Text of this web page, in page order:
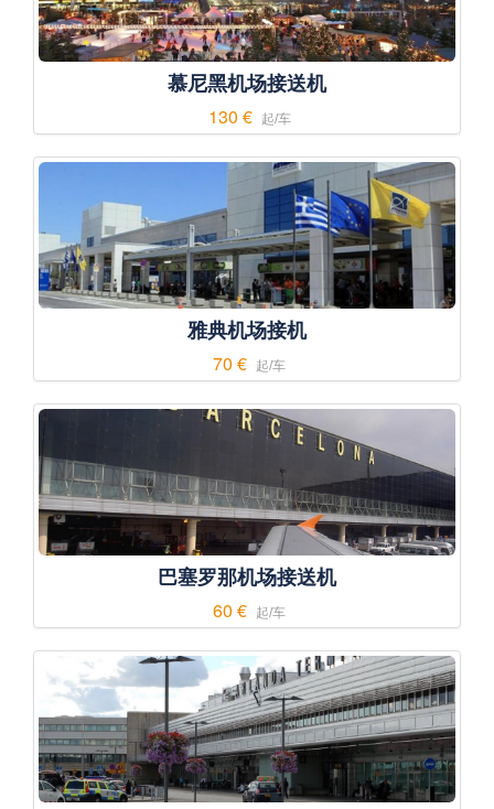
慕尼黑机场接送机
130 € 起/车
雅典机场接机
70 € 起/车
巴塞罗那机场接送机
60 € 起/车